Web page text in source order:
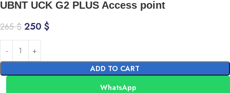
UBNT UCK G2 PLUS Access point
265$ 250 $
ADD TO CART
WhatsApp